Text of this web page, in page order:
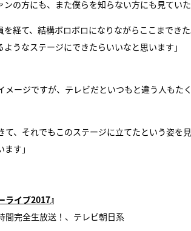
の方にも、また僕らを知らない方にも見てい
経て、結構ボロボロになりながらここまでき
うなステージにできたらいいなと思います」
メージですが、テレビだといつもと違う人もた
、それでもこのステージに立てたという姿を
す」
ライブ2017』
完全生放送！、テレビ朝日系